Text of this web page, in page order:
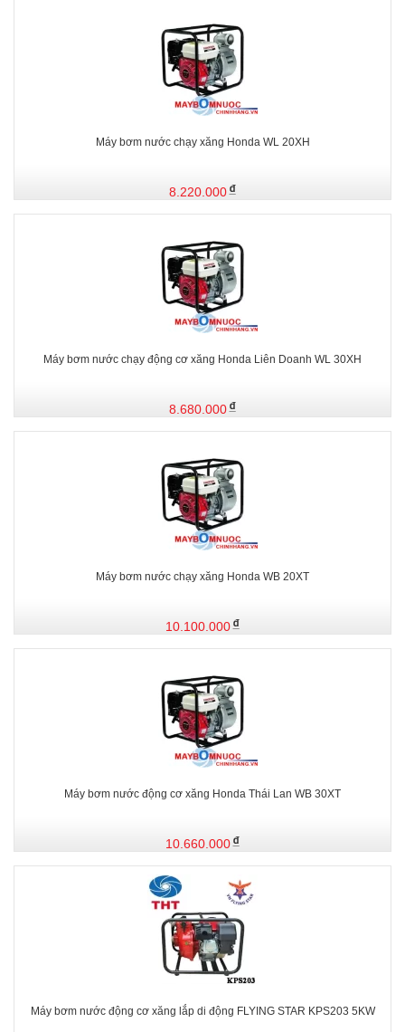
Máy bơm nước chạy xăng Honda WL 20XH
8.220.000
Máy bơm nước chạy động cơ xăng Honda Liên Doanh WL 30XH
8.680.000
Máy bơm nước chạy xăng Honda WB 20XT
10.100.000
Máy bơm nước động cơ xăng Honda Thái Lan WB 30XT
10.660.000
Máy bơm nước động cơ xăng lắp di động FLYING STAR KPS203 5KW